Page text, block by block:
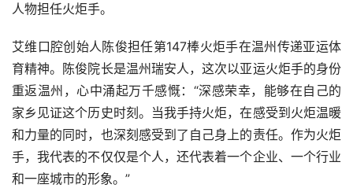
人物担任火炬手。
艾维口腔创始人陈俊担任第147棒火炬手在温州传递亚运体
育精神。陈俊院长是温州瑞安人，这次以亚运火炬手的身份
重返温州，心中涌起万千感慨：“深感荣幸，能够在自己的
家乡见证这个历史时刻。当我手持火炬，在感受到火炬温暖
和力量的同时，也深刻感受到了自己身上的责任。作为火炬
手，我代表的不仅仅是个人，还代表着一个企业、一个行业
和一座城市的形象。”